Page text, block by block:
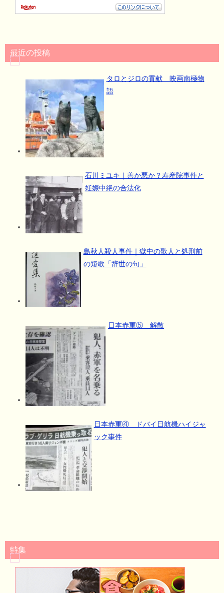
最近の投稿
タロとジロの貢献 映画南極物
語
石川ミユキ｜善か悪か？寿産院事件と
妊娠中絶の合法化
島秋人殺人事件｜獄中の歌人と処刑前
の短歌「辞世の句」
日本赤軍⑤ 解散
日本赤軍④ ドバイ日航機ハイジャ
ック事件
特集